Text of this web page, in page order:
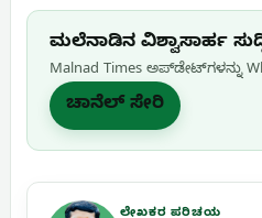
ಮಲೆನಾಡಿನ ವಿಶ್ವಾಸಾರ್ಹ
Malnad Times ಅಪ್‌ಡೇಟ್‌ಗಳನ್ನು
ಚಾನೆಲ್ ಸೇರಿ
ಲೇಖಕರ ಪರಿಚಯ